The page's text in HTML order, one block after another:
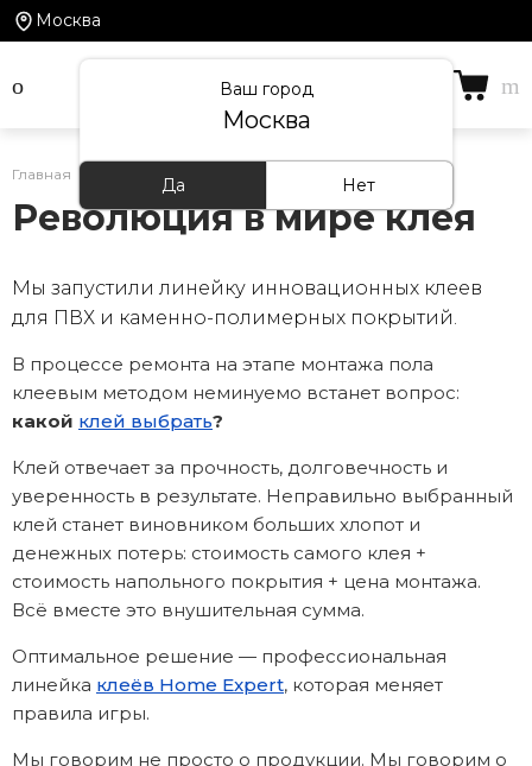
Москва
Ваш город
Москва
Да Нет
Главная / Революция в мире клея
Революция в мире клея
Мы запустили линейку инновационных клеев
для ПВХ и каменно-полимерных покрытий.
В процессе ремонта на этапе монтажа пола
клеевым методом неминуемо встанет вопрос:
какой клей выбрать?
Клей отвечает за прочность, долговечность и
уверенность в результате. Неправильно выбранный
клей станет виновником больших хлопот и
денежных потерь: стоимость самого клея +
стоимость напольного покрытия + цена монтажа.
Всё вместе это внушительная сумма.
Оптимальное решение — профессиональная
линейка клеёв Home Expert, которая меняет
правила игры.
Мы говорим не просто о продукции. Мы говорим о